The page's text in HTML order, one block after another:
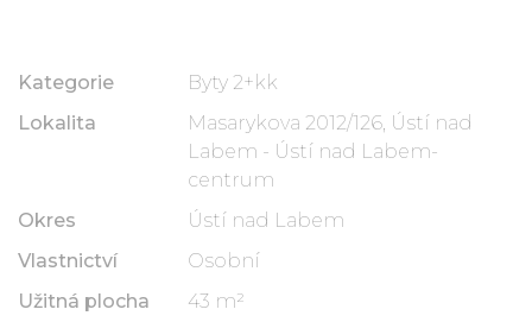
Kategorie
Byty 2+kk
Lokalita
Masarykova 2012/126, Ústí nad
Labem - Ústí nad Labem-
centrum
Okres
Ústí nad Labem
Vlastnictví
Osobní
Užitná plocha
43 m²